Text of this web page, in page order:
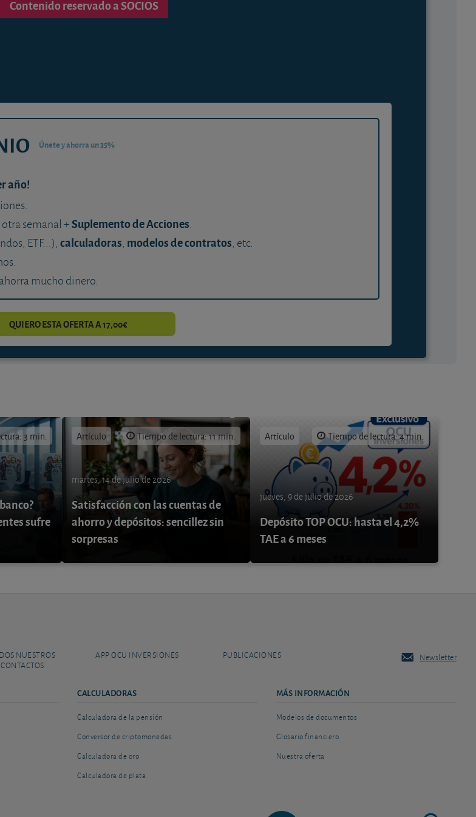
Contenido reservado a SOCIOS
Únete y ahorra un 35%
año!
otra semanal +Suplemento de Acciones.
ETF...), calculadoras, modelos de contratos, etc.
mucho dinero.
QUIERO ESTA OFERTA A 17,00€
3 min.
sufre
Artículo Tiempo de lectura: 11 min.
martes, 14 de julio de 2026
Satisfacción con las cuentas de
ahorro y depósitos: sencillez sin
sorpresas
Artículo Tiempo de lectura: 4 min.
jueves, 9 de julio de 2026
Depósito TOP OCU: hasta el 4,2%
TAE a 6 meses
NUESTROS
CONTACTOS
APP OCU INVERSIONES PUBLICACIONES Newsletter
CALCULADORAS
Calculadora de la pensión
Conversor de criptomonedas
Calculadora de oro
Calculadora de plata
MÁS INFORMACIÓN
Modelos de documentos
Glosario financiero
Nuestra oferta